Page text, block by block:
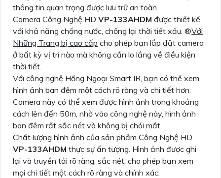
thông tin quan trọng được lưu trữ an toàn.
Camera Công Nghệ HD VP-133AHDM được thiết kế
với khả năng chống nước, chống lại thời tiết xấu. ®️Với
Những Trang bị cao cấp cho phép bạn lắp đặt camera
ở bất kỳ vị trí nào mà không cần lo lắng về điều kiện
thời tiết.
Với công nghệ Hồng Ngoại Smart IR, bạn có thể xem
hình ảnh ban đêm một cách rõ ràng và chi tiết hơn.
Camera này có thể xem được hình ảnh trong khoảng
cách lên đến 50m, nhờ vào công nghệ này, hình ảnh
ban đêm rất sắc nét và không bị chói mắt.
Chất lượng hình ảnh của sản phẩm Công Nghệ HD
VP-133AHDM thực sự ấn tượng. Hình ảnh được ghi
lại và truyền tải rõ ràng, sắc nét, cho phép bạn xem
mọi chi tiết một cách rõ ràng và chính xác.